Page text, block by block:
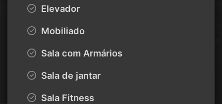
Elevador
Mobiliado
Sala com Armários
Sala de jantar
Sala Fitness